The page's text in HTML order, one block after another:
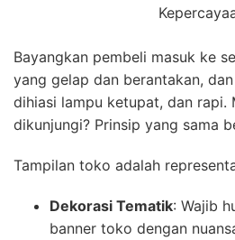
Bayangkan pembeli masuk ke
yang gelap dan berantakan,
dihiasi lampu ketupat, dan rapi.
dikunjungi? Prinsip yang sama
Tampilan toko adalah
Dekorasi Tematik: Wajib
banner toko dengan